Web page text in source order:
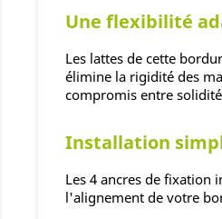
Une flexibilité
Les lattes de cette
élimine la rigidité des
compromis entre
Installation
Les 4 ancres de fixation
l'alignement de votre